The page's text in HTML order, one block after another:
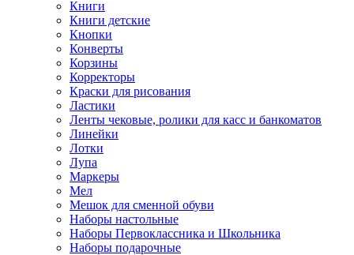
Книги
Книги детские
Кнопки
Конверты
Корзины
Корректоры
Краски для рисования
Ластики
Ленты чековые, ролики для касс и банкоматов
Линейки
Лотки
Лупа
Маркеры
Мел
Мешок для сменной обуви
Наборы настольные
Наборы Первоклассника и Школьника
Наборы подарочные